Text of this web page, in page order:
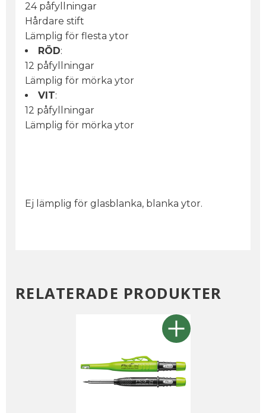
24 påfyllningar
Hårdare stift
Lämplig för flesta ytor
RÖD:
12 påfyllningar
Lämplig för mörka ytor
VIT:
12 påfyllningar
Lämplig för mörka ytor
Ej lämplig för glasblanka, blanka ytor.
RELATERADE PRODUKTER